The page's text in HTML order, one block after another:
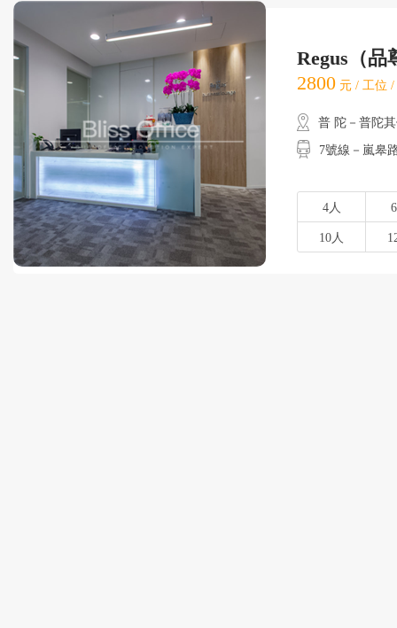
Regus（品
2800 元 / 工位
普 陀－普陀
7號線－嵐皋
4人
10人